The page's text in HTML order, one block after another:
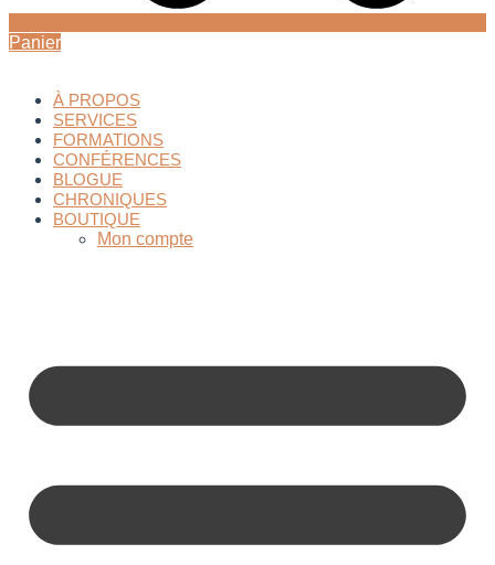
Panier
À PROPOS
SERVICES
FORMATIONS
CONFÉRENCES
BLOGUE
CHRONIQUES
BOUTIQUE
Mon compte